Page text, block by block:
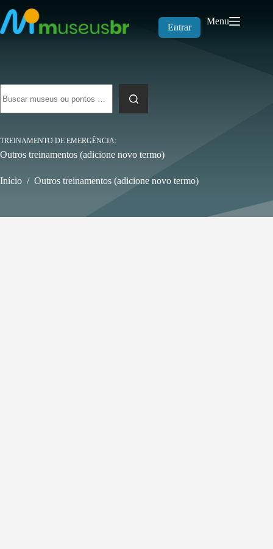
para
o
conteúdo
Entrar
Menu
resultados
TREINAMENTO DE EMERGÊNCIA
Outros treinamentos (adicione novo termo)
Início / Outros treinamentos (adicione novo termo)